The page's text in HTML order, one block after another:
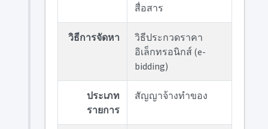
สื่อสาร
วิธีการจัดหา
วิธีประกวดราคา
อิเล็กทรอนิกส์ (e-
bidding)
ประเภท
รายการ
สัญญาจ้างทำของ